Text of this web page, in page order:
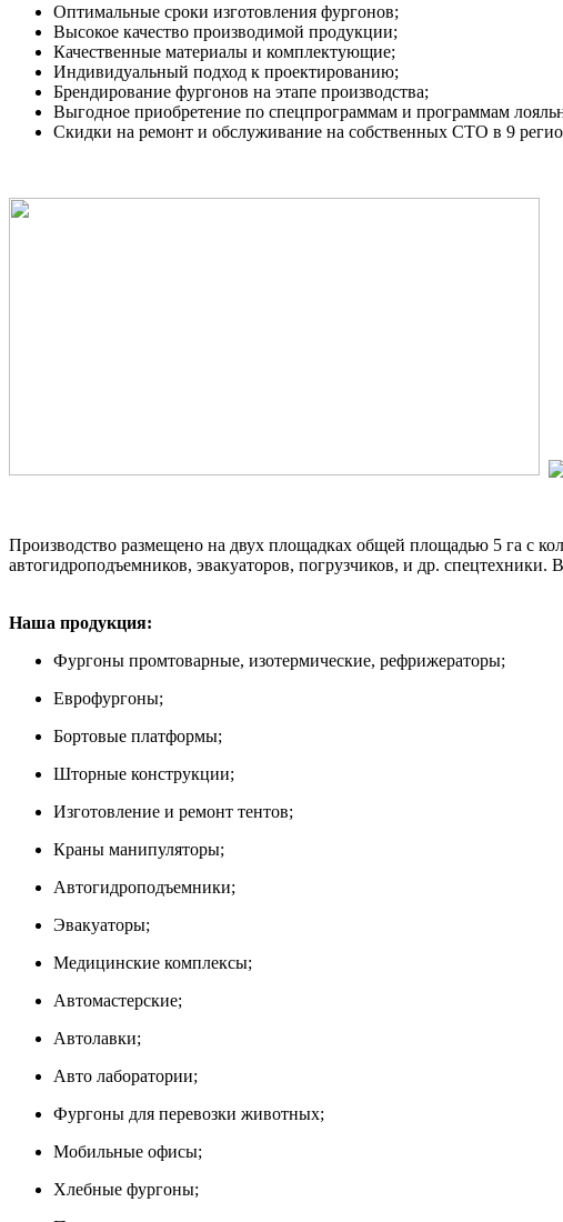
Оптимальные сроки изготовления фургонов;
Высокое качество производимой продукции;
Качественные материалы и комплектующие;
Индивидуальный подход к проектированию;
Брендирование фургонов на этапе производства;
Выгодное приобретение по спецпрограммам и программам
Скидки на ремонт и обслуживание на собственных СТО в 9
Производство размещено на двух площадках общей площадью 5 га с
автогидроподъемников, эвакуаторов, погрузчиков, и др.
Наша продукция:
Фургоны промтоварные, изотермические, рефрижераторы;
Еврофургоны;
Бортовые платформы;
Шторные конструкции;
Изготовление и ремонт тентов;
Краны манипуляторы;
Автогидроподъемники;
Эвакуаторы;
Медицинские комплексы;
Автомастерские;
Автолавки;
Авто лаборатории;
Фургоны для перевозки животных;
Мобильные офисы;
Хлебные фургоны;